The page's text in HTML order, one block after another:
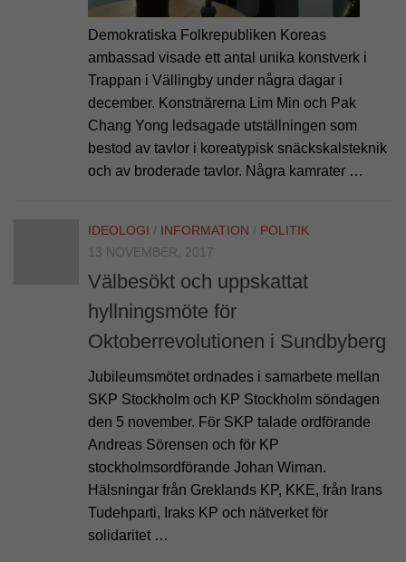
Demokratiska Folkrepubliken Koreas
ambassad visade ett antal unika konstverk i
Trappan i Vällingby under några dagar i
december. Konstnärerna Lim Min och Pak
Chang Yong ledsagade utställningen som
bestod av tavlor i koreatypisk snäckskalsteknik
och av broderade tavlor. Några kamrater …
IDEOLOGI / INFORMATION / POLITIK
13 NOVEMBER, 2017
Välbesökt och uppskattat
hyllningsmöte för
Oktoberrevolutionen i Sundbyberg
Jubileumsmötet ordnades i samarbete mellan
SKP Stockholm och KP Stockholm söndagen
den 5 november. För SKP talade ordförande
Andreas Sörensen och för KP
stockholmsordförande Johan Wiman.
Hälsningar från Greklands KP, KKE, från Irans
Tudehparti, Iraks KP och nätverket för
solidaritet …